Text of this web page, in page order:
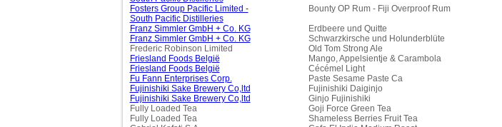
Fosters Group Pacific Limited -
South Pacific Distilleries
Bounty OP Rum - Fiji Overproof Rum
Franz Simmler GmbH + Co. KG
Erdbeere und Quitte
Franz Simmler GmbH + Co. KG
Schwarzkirsche und Holunderblüte
Frederic Robinson Limited
Old Tom Strong Ale
Friesland Foods België
Mango, Appelsientje & Carambola
Friesland Foods België
Cécémel Light
Fu Fann Enterprises Corp.
Paste Sesame Paste Ca
Fujinishiki Sake Brewery Co,ltd
Fujinishiki Daiginjo
Fujinishiki Sake Brewery Co,ltd
Ginjo Fujinishiki
Fully Loaded Tea
Goji Force Green Tea
Fully Loaded Tea
Shameless Berries Fruit Tea